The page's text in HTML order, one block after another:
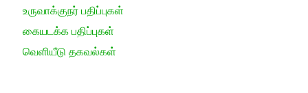
உருவாக்குநர் பதிப்புகள்
கையடக்க பதிப்புகள்
வெளியீடு தகவல்கள்